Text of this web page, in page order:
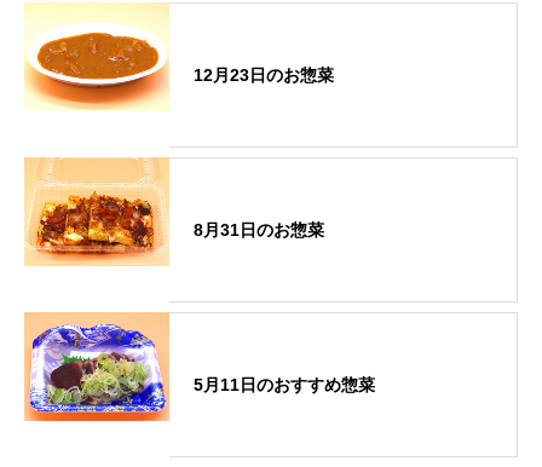
12月23日のお惣菜
8月31日のお惣菜
5月11日のおすすめ惣菜